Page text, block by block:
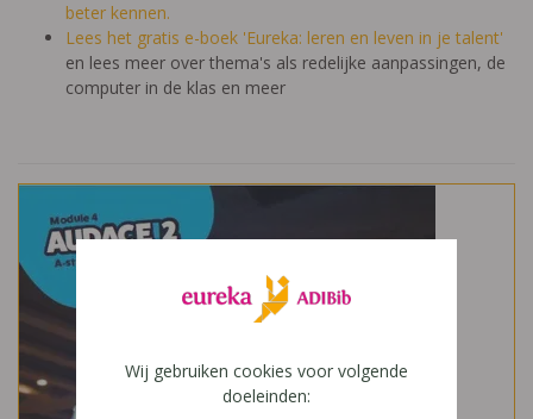
beter kennen.
Lees het gratis e-boek 'Eureka: leren en leven in je talent'
en lees meer over thema's als redelijke aanpassingen, de
computer in de klas en meer
Wij gebruiken cookies voor volgende
doeleinden: